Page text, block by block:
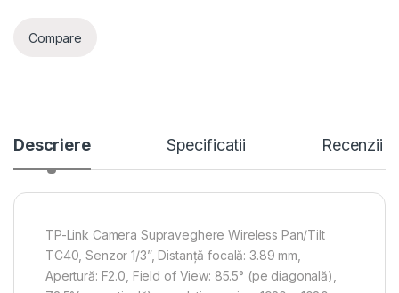
Compare
Descriere Specificatii Recenzii
TP-Link Camera Supraveghere Wireless Pan/Tilt
TC40, Senzor 1/3”, Distanță focală: 3.89 mm,
Apertură: F2.0, Field of View: 85.5° (pe diagonală),